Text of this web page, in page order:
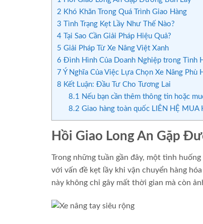
2 Khó Khăn Trong Quá Trình Giao Hàng
3 Tình Trạng Kẹt Lầy Như Thế Nào?
4 Tại Sao Cần Giải Pháp Hiệu Quả?
5 Giải Pháp Từ Xe Nâng Việt Xanh
6 Đình Hình Của Doanh Nghiệp trong Tình
7 Ý Nghĩa Của Việc Lựa Chọn Xe Nâng Phù
8 Kết Luận: Đầu Tư Cho Tương Lai
8.1 Nếu bạn cần thêm thông tin hoặc
8.2 Giao hàng toàn quốc LIÊN HỆ
Hồi Giao Long An Gặp
Trong những tuần gần đây, một tình
với vấn đề kẹt lầy khi vận chuyển hàng
này không chỉ gây mất thời gian mà còn